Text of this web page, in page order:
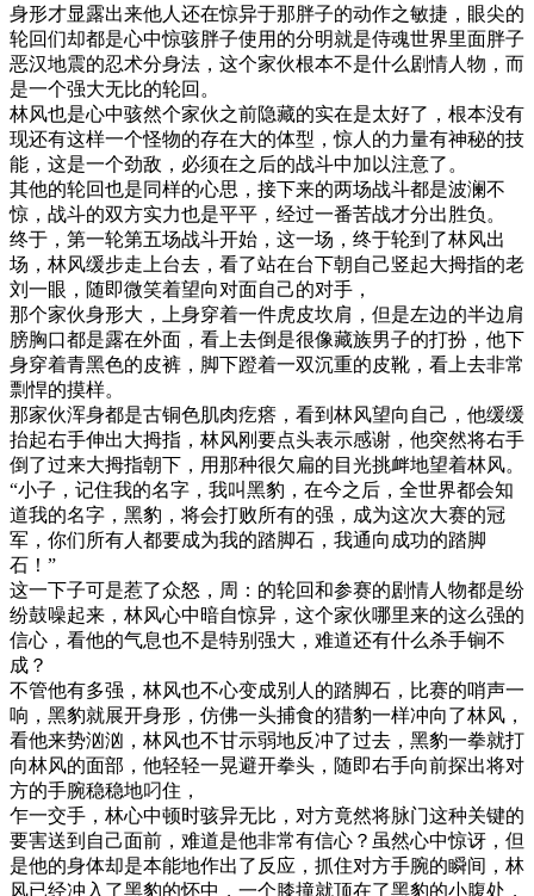
身形才显露出来他人还在惊异于那胖子的动作之敏捷，眼尖的
轮回们却都是心中惊骇胖子使用的分明就是侍魂世界里面胖子
恶汉地震的忍术分身法，这个家伙根本不是什么剧情人物，而
是一个强大无比的轮回。
林风也是心中骇然个家伙之前隐藏的实在是太好了，根本没有
现还有这样一个怪物的存在大的体型，惊人的力量有神秘的技
能，这是一个劲敌，必须在之后的战斗中加以注意了。
其他的轮回也是同样的心思，接下来的两场战斗都是波澜不
惊，战斗的双方实力也是平平，经过一番苦战才分出胜负。
终于，第一轮第五场战斗开始，这一场，终于轮到了林风出
场，林风缓步走上台去，看了站在台下朝自己竖起大拇指的老
刘一眼，随即微笑着望向对面自己的对手，
那个家伙身形大，上身穿着一件虎皮坎肩，但是左边的半边肩
膀胸口都是露在外面，看上去倒是很像藏族男子的打扮，他下
身穿着青黑色的皮裤，脚下蹬着一双沉重的皮靴，看上去非常
剽悍的摸样。
那家伙浑身都是古铜色肌肉疙瘩，看到林风望向自己，他缓缓
抬起右手伸出大拇指，林风刚要点头表示感谢，他突然将右手
倒了过来大拇指朝下，用那种很欠扁的目光挑衅地望着林风。
“小子，记住我的名字，我叫黑豹，在今之后，全世界都会知
道我的名字，黑豹，将会打败所有的强，成为这次大赛的冠
军，你们所有人都要成为我的踏脚石，我通向成功的踏脚
石！”
这一下子可是惹了众怒，周：的轮回和参赛的剧情人物都是纷
纷鼓噪起来，林风心中暗自惊异，这个家伙哪里来的这么强的
信心，看他的气息也不是特别强大，难道还有什么杀手锏不
成？
不管他有多强，林风也不心变成别人的踏脚石，比赛的哨声一
响，黑豹就展开身形，仿佛一头捕食的猎豹一样冲向了林风，
看他来势汹汹，林风也不甘示弱地反冲了过去，黑豹一拳就打
向林风的面部，他轻轻一晃避开拳头，随即右手向前探出将对
方的手腕稳稳地叼住，
乍一交手，林心中顿时骇异无比，对方竟然将脉门这种关键的
要害送到自己面前，难道是他非常有信心？虽然心中惊讶，但
是他的身体却是本能地作出了反应，抓住对方手腕的瞬间，林
风已经冲入了黑豹的怀中，一个膝撞就顶在了黑豹的小腹处，